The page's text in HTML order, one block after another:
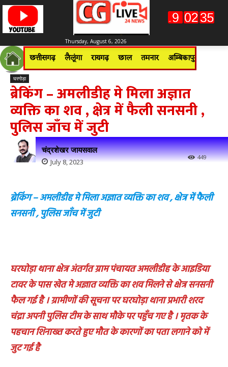
Thursday, August 6, 2026
छत्तीसगढ़ लैलूंगा रायगढ़ छाल तमनार अम्बिकापुर
घरगोड़ा
ब्रेकिंग – अमलीडीह मे मिला अज्ञात
व्यक्ति का शव , क्षेत्र में फैली सनसनी ,
पुलिस जाँच में जुटी
चंद्रशेखर जायसवाल
July 8, 2023 449
ब्रेकिंग – अमलीडीह मे मिला अज्ञात व्यक्ति का शव , क्षेत्र में फैली
सनसनी , पुलिस जाँच में जुटी
घरघोड़ा थाना क्षेत्र अंतर्गत ग्राम पंचायत अमलीडीह के आइडिया
टावर के पास खेत मे अज्ञात व्यक्ति का शव मिलने से क्षेत्र सनसनी
फैल गई है । ग्रामीणों की सूचना पर घरघोड़ा थाना प्रभारी शरद
चंद्रा अपनी पुलिस टीम के साथ मौके पर पहुँच गए है । मृतक के
पहचान शिनाख्त करते हुए मौत के कारणों का पता लगाने को में
जुट गई है